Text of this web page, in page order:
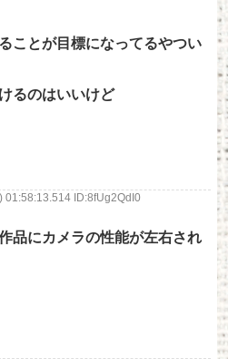
ことが目標になってるやつい
るのはいいけど
01:58:13.514 ID:8fUg2QdI0
品にカメラの性能が左右され